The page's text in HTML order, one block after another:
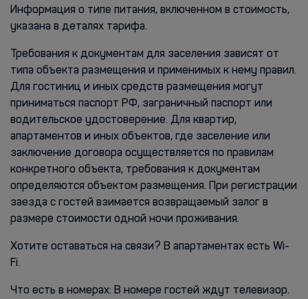
Информация о типе питания, включенном в стоимость,
указана в деталях тарифа.
Требования к документам для заселения зависят от
типа объекта размещения и применимых к нему правил.
Для гостиниц и иных средств размещения могут
приниматься паспорт РФ, заграничный паспорт или
водительское удостоверение. Для квартир,
апартаментов и иных объектов, где заселение или
заключение договора осуществляется по правилам
конкретного объекта, требования к документам
определяются объектом размещения. При регистрации
заезда с гостей взимается возвращаемый залог в
размере стоимости одной ночи проживания.
Хотите оставаться на связи? В апартаментах есть Wi-
Fi.
Что есть в номерах: В номере гостей ждут телевизор.